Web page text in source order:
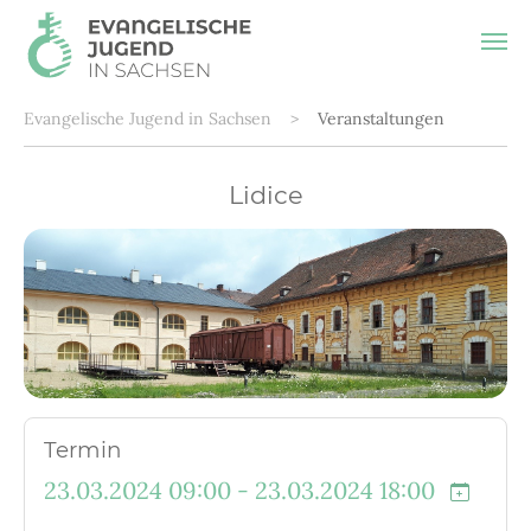
Zum Hauptinhalt springen
Sie sind hier:
Evangelische Jugend in Sachsen Veranstaltungen
Lidice
Termin
23.03.2024 09:00 - 23.03.2024 18:00